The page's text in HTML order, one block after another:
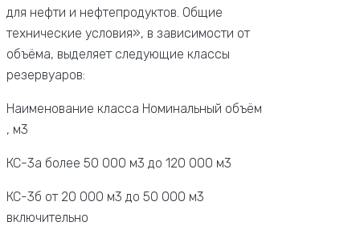
для нефти и нефтепродуктов. Общие
технические условия», в зависимости от
объёма, выделяет следующие классы
резервуаров:
Наименование класса Номинальный объём
, м3
КС-3а более 50 000 м3 до 120 000 м3
КС-3б от 20 000 м3 до 50 000 м3
включительно